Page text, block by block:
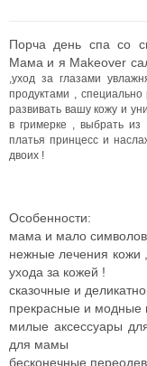
Порча день спа со
Мама и я Makeover
,уход за глазами
продуктами ,
развивать вашу кожу и
в гримерке , выбрать
платья принцесс и
двоих !
Особенности:
мама и мало
нежные лечения кожи
ухода за кожей !
сказочные и
прекрасные и модные
милые аксессуары
для мамы
бесконечные